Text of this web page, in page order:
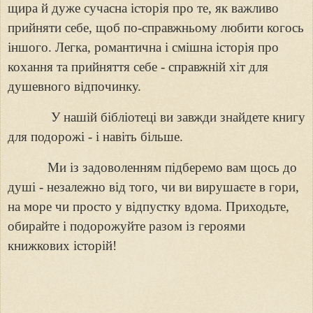
щира й дуже сучасна історія про те, як важливо
прийняти себе, щоб по-справжньому любити когось
іншого. Легка, романтична і смішна історія про
кохання та прийняття себе - справжній хіт для
душевного відпочинку.
У нашій бібліотеці ви завжди знайдете книгу
для подорожі - і навіть більше.
Ми із задоволенням підберемо вам щось до
душі - незалежно від того, чи ви вирушаєте в гори,
на море чи просто у відпустку вдома. Приходьте,
обирайте і подорожуйте разом із героями
книжкових історій!